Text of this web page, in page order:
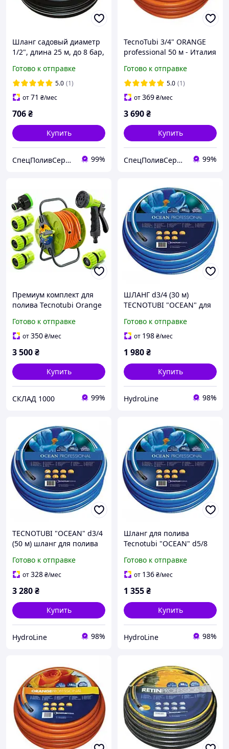
Шланг садовый диаметр
1/2", длина 25 м, до 8 бар,
трехслойный, Euro Guip
Black, Tecnotubi
Готово к отправке
5.0 (1)
от71 ₴/мес
706₴
Купить
СпецПоливСервис - cистемы автоматического полива Hunter. 99%
TecnoTubi 3/4" ORANGE
professional 50 м - Италия
Готово к отправке
5.0 (1)
от369₴/мес
3 690₴
Купить
СпецПоливСервис - cистемы автоматического полива Hunter. 99%
Премиум комплект для
полива Tecnotubi Orange
Италия + катушка и
пистолет
Готово к отправке
от350₴/мес
3 500₴
Купить
СКЛАД 1000 99%
ШЛАНГ d3/4 (30 м)
TECNOTUBI "OCEAN" для
Готово к отправке
от 198₴/мес
1 980₴
Купить
HydroLine 98%
TECNOTUBI "OCEAN" d3/4
(50 м) шланг для полива
Готово к отправке
от328₴/мес
3 280₴
Купить
HydroLine 98%
Шланг для полива
Tecnotubi "OCEAN" d5/8
Готово к отправке
от 136₴/мес
1 355₴
Купить
HydroLine 98%